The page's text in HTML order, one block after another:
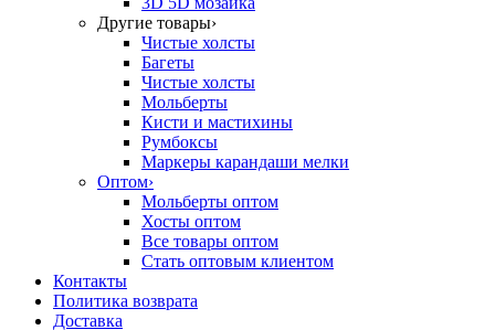
Другие товары›
Чистые холсты
Багеты
Чистые холсты
Мольберты
Кисти и мастихины
Румбоксы
Маркеры карандаши мелки
Оптом›
Мольберты оптом
Хосты оптом
Все товары оптом
Стать оптовым клиентом
Контакты
Политика возврата
Доставка